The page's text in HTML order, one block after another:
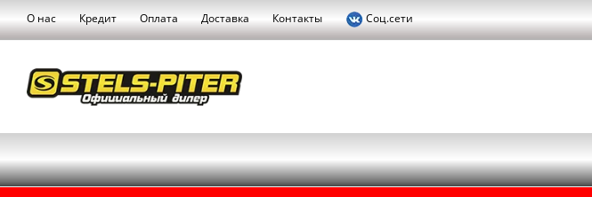
О нас Кредит Оплата Доставка Контакты Соц.сети